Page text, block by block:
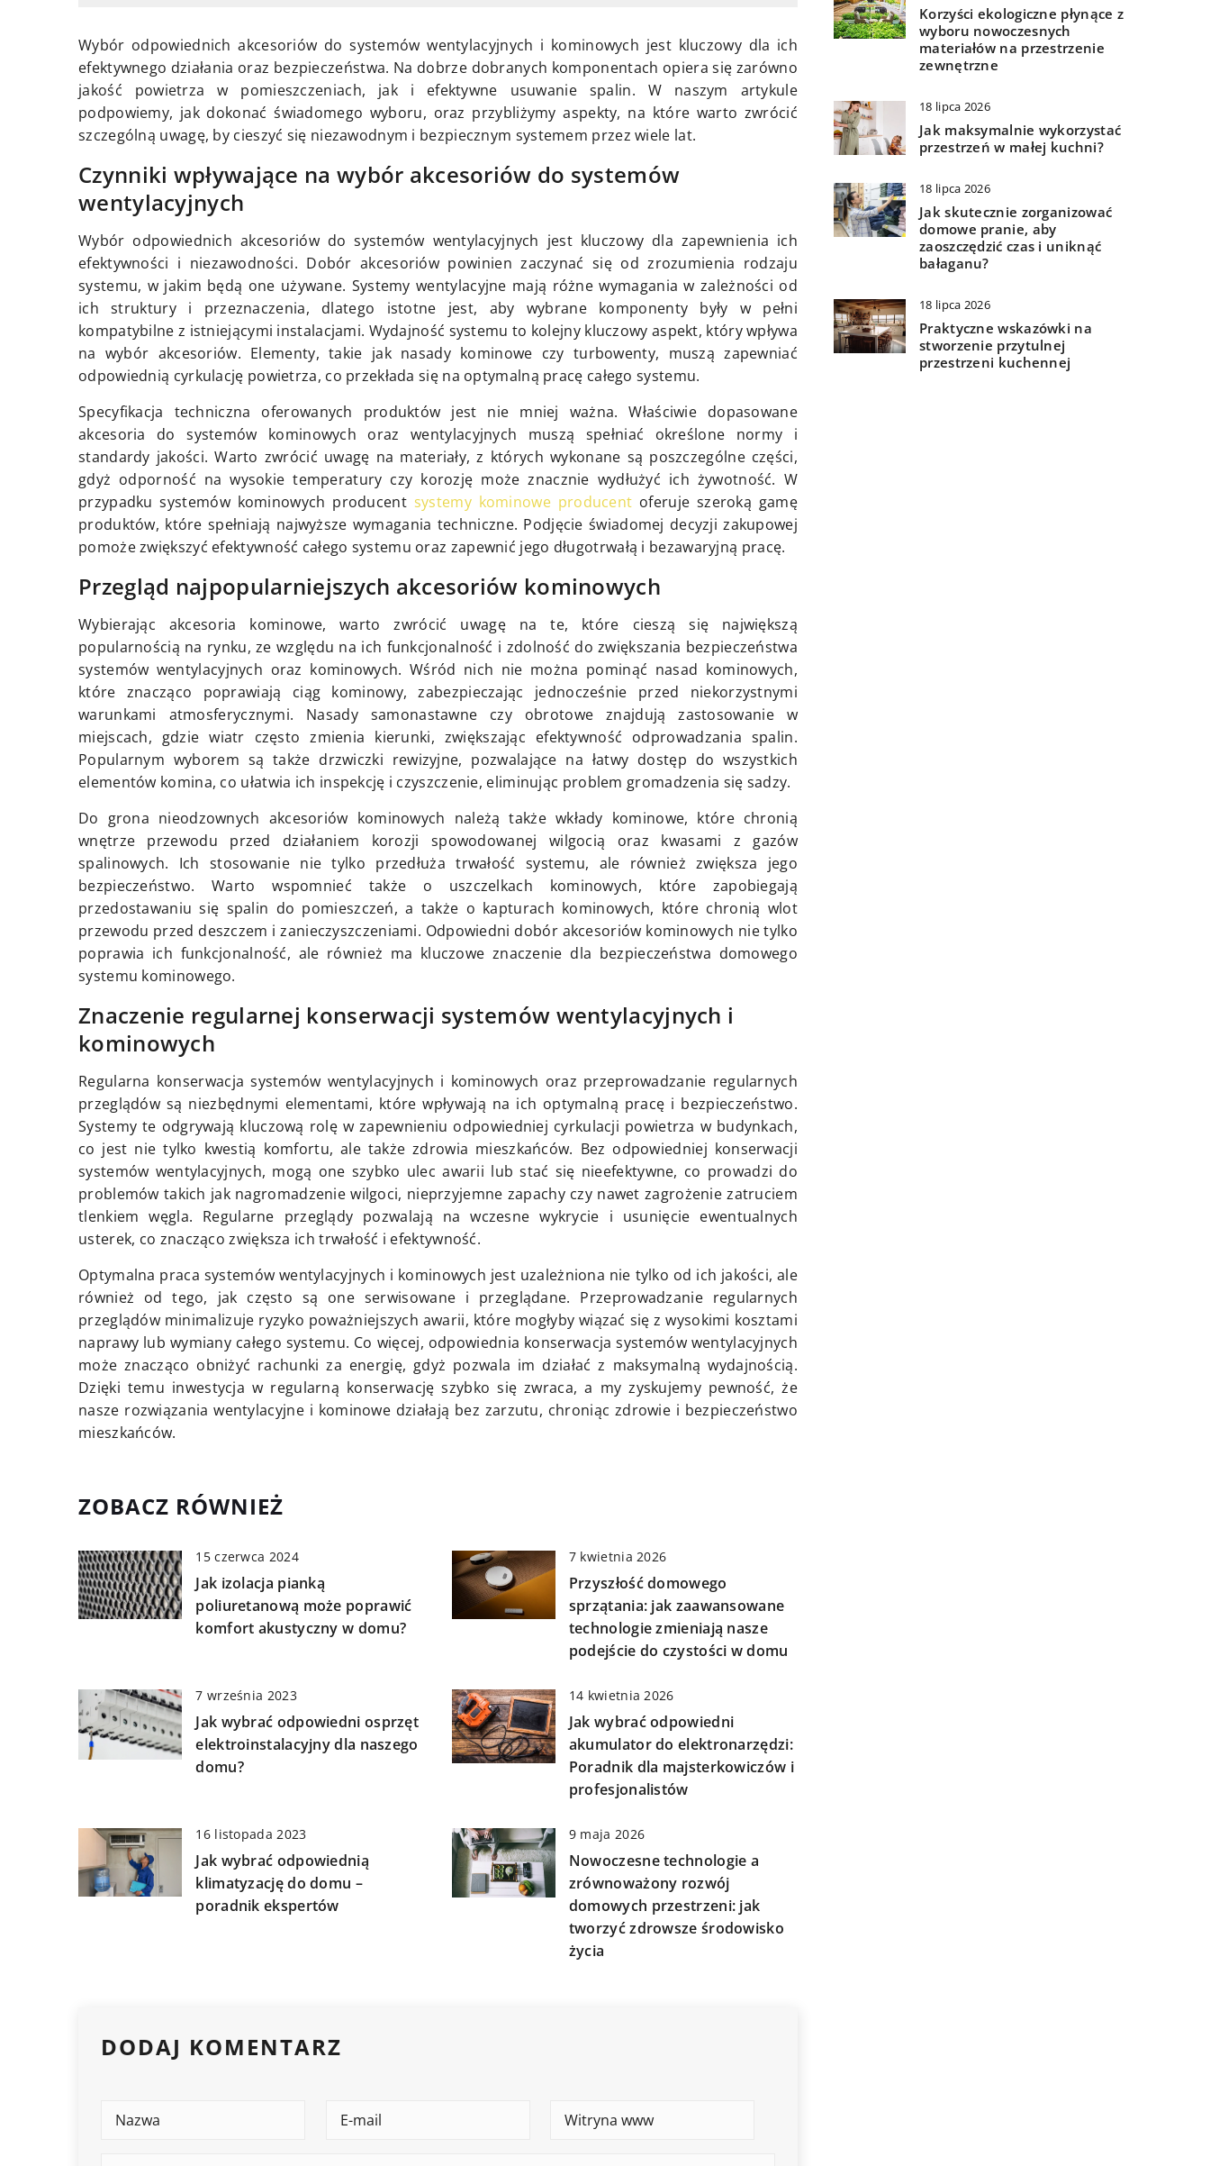
Wybór odpowiednich akcesoriów do systemów wentylacyjnych i kominowych jest kluczowy dla ich
efektywnego działania oraz bezpieczeństwa. Na dobrze dobranych komponentach opiera się zarówno
jakość powietrza w pomieszczeniach, jak i efektywne usuwanie spalin. W naszym artykule
podpowiemy, jak dokonać świadomego wyboru, oraz przybliżymy aspekty, na które warto zwrócić
szczególną uwagę, by cieszyć się niezawodnym i bezpiecznym systemem przez wiele lat.
Czynniki wpływające na wybór akcesoriów do systemów
wentylacyjnych
Wybór odpowiednich akcesoriów do systemów wentylacyjnych jest kluczowy dla zapewnienia ich
efektywności i niezawodności. Dobór akcesoriów powinien zaczynać się od zrozumienia rodzaju
systemu, w jakim będą one używane. Systemy wentylacyjne mają różne wymagania w zależności od
ich struktury i przeznaczenia, dlatego istotne jest, aby wybrane komponenty były w pełni
kompatybilne z istniejącymi instalacjami. Wydajność systemu to kolejny kluczowy aspekt, który wpływa
na wybór akcesoriów. Elementy, takie jak nasady kominowe czy turbowenty, muszą zapewniać
odpowiednią cyrkulację powietrza, co przekłada się na optymalną pracę całego systemu.
Specyfikacja techniczna oferowanych produktów jest nie mniej ważna. Właściwie dopasowane
akcesoria do systemów kominowych oraz wentylacyjnych muszą spełniać określone normy i
standardy jakości. Warto zwrócić uwagę na materiały, z których wykonane są poszczególne części,
gdyż odporność na wysokie temperatury czy korozję może znacznie wydłużyć ich żywotność. W
przypadku systemów kominowych producent systemy kominowe producent oferuje szeroką gamę
produktów, które spełniają najwyższe wymagania techniczne. Podjęcie świadomej decyzji zakupowej
pomoże zwiększyć efektywność całego systemu oraz zapewnić jego długotrwałą i bezawaryjną pracę.
Przegląd najpopularniejszych akcesoriów kominowych
Wybierając akcesoria kominowe, warto zwrócić uwagę na te, które cieszą się największą
popularnością na rynku, ze względu na ich funkcjonalność i zdolność do zwiększania bezpieczeństwa
systemów wentylacyjnych oraz kominowych. Wśród nich nie można pominąć nasad kominowych,
które znacząco poprawiają ciąg kominowy, zabezpieczając jednocześnie przed niekorzystnymi
warunkami atmosferycznymi. Nasady samonastawne czy obrotowe znajdują zastosowanie w
miejscach, gdzie wiatr często zmienia kierunki, zwiększając efektywność odprowadzania spalin.
Popularnym wyborem są także drzwiczki rewizyjne, pozwalające na łatwy dostęp do wszystkich
elementów komina, co ułatwia ich inspekcję i czyszczenie, eliminując problem gromadzenia się sadzy.
Do grona nieodzownych akcesoriów kominowych należą także wkłady kominowe, które chronią
wnętrze przewodu przed działaniem korozji spowodowanej wilgocią oraz kwasami z gazów
spalinowych. Ich stosowanie nie tylko przedłuża trwałość systemu, ale również zwiększa jego
bezpieczeństwo. Warto wspomnieć także o uszczelkach kominowych, które zapobiegają
przedostawaniu się spalin do pomieszczeń, a także o kapturach kominowych, które chronią wlot
przewodu przed deszczem i zanieczyszczeniami. Odpowiedni dobór akcesoriów kominowych nie tylko
poprawia ich funkcjonalność, ale również ma kluczowe znaczenie dla bezpieczeństwa domowego
systemu kominowego.
Znaczenie regularnej konserwacji systemów wentylacyjnych i
kominowych
Regularna konserwacja systemów wentylacyjnych i kominowych oraz przeprowadzanie regularnych
przeglądów są niezbędnymi elementami, które wpływają na ich optymalną pracę i bezpieczeństwo.
Systemy te odgrywają kluczową rolę w zapewnieniu odpowiedniej cyrkulacji powietrza w budynkach,
co jest nie tylko kwestią komfortu, ale także zdrowia mieszkańców. Bez odpowiedniej konserwacji
systemów wentylacyjnych, mogą one szybko ulec awarii lub stać się nieefektywne, co prowadzi do
problemów takich jak nagromadzenie wilgoci, nieprzyjemne zapachy czy nawet zagrożenie zatruciem
tlenkiem węgla. Regularne przeglądy pozwalają na wczesne wykrycie i usunięcie ewentualnych
usterek, co znacząco zwiększa ich trwałość i efektywność.
Optymalna praca systemów wentylacyjnych i kominowych jest uzależniona nie tylko od ich jakości, ale
również od tego, jak często są one serwisowane i przeglądane. Przeprowadzanie regularnych
przeglądów minimalizuje ryzyko poważniejszych awarii, które mogłyby wiązać się z wysokimi kosztami
naprawy lub wymiany całego systemu. Co więcej, odpowiednia konserwacja systemów wentylacyjnych
może znacząco obniżyć rachunki za energię, gdyż pozwala im działać z maksymalną wydajnością.
Dzięki temu inwestycja w regularną konserwację szybko się zwraca, a my zyskujemy pewność, że
nasze rozwiązania wentylacyjne i kominowe działają bez zarzutu, chroniąc zdrowie i bezpieczeństwo
mieszkańców.
ZOBACZ RÓWNIEŻ
15 czerwca 2024
Jak izolacja pianką
poliuretanową może poprawić
komfort akustyczny w domu?
7 kwietnia 2026
Przyszłość domowego
sprzątania: jak zaawansowane
technologie zmieniają nasze
podejście do czystości w domu
7 września 2023
Jak wybrać odpowiedni osprzęt
elektroinstalacyjny dla naszego
domu?
14 kwietnia 2026
Jak wybrać odpowiedni
akumulator do elektronarzędzi:
Poradnik dla majsterkowiczów i
profesjonalistów
16 listopada 2023
Jak wybrać odpowiednią
klimatyzację do domu –
poradnik ekspertów
9 maja 2026
Nowoczesne technologie a
zrównoważony rozwój
domowych przestrzeni: jak
tworzyć zdrowsze środowisko
życia
DODAJ KOMENTARZ
Korzyści ekologiczne płynące z
wyboru nowoczesnych
materiałów na przestrzenie
zewnętrzne
18 lipca 2026
Jak maksymalnie wykorzystać
przestrzeń w małej kuchni?
18 lipca 2026
Jak skutecznie zorganizować
domowe pranie, aby
zaoszczędzić czas i uniknąć
bałaganu?
18 lipca 2026
Praktyczne wskazówki na
stworzenie przytulnej
przestrzeni kuchennej